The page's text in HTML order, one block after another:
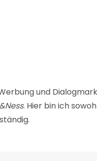
und
. Hier bin ich